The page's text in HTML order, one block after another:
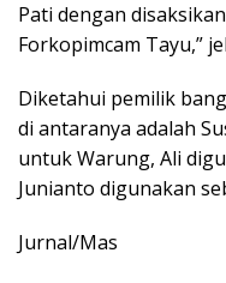
Pati dengan
Forkopimcam Tayu,”
Diketahui pemilik
di antaranya adalah
untuk Warung, Ali
Junianto digunakan
Jurnal/Mas